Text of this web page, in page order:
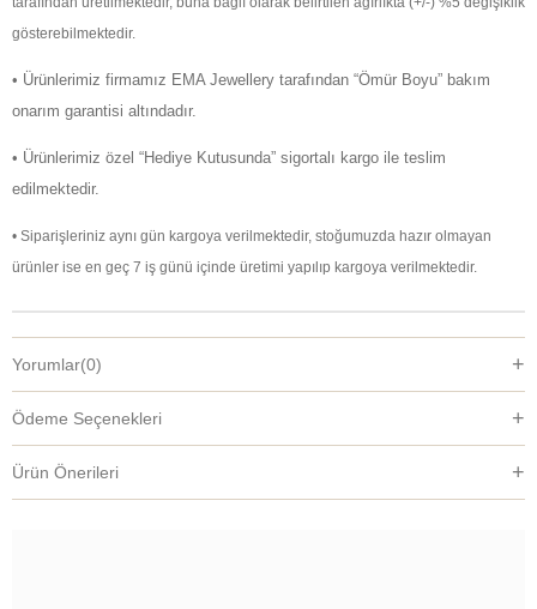
gösterebilmektedir.
• Ürünlerimiz firmamız EMA Jewellery tarafından “Ömür Boyu” bakım
onarım garantisi altındadır.
• Ürünlerimiz özel “Hediye Kutusunda” sigortalı kargo ile teslim
edilmektedir.
• Siparişleriniz aynı gün kargoya verilmektedir, stoğumuzda hazır olmayan
ürünler ise en geç 7 iş günü içinde üretimi yapılıp kargoya verilmektedir.
Yorumlar(0)
Ödeme Seçenekleri
Ürün Önerileri